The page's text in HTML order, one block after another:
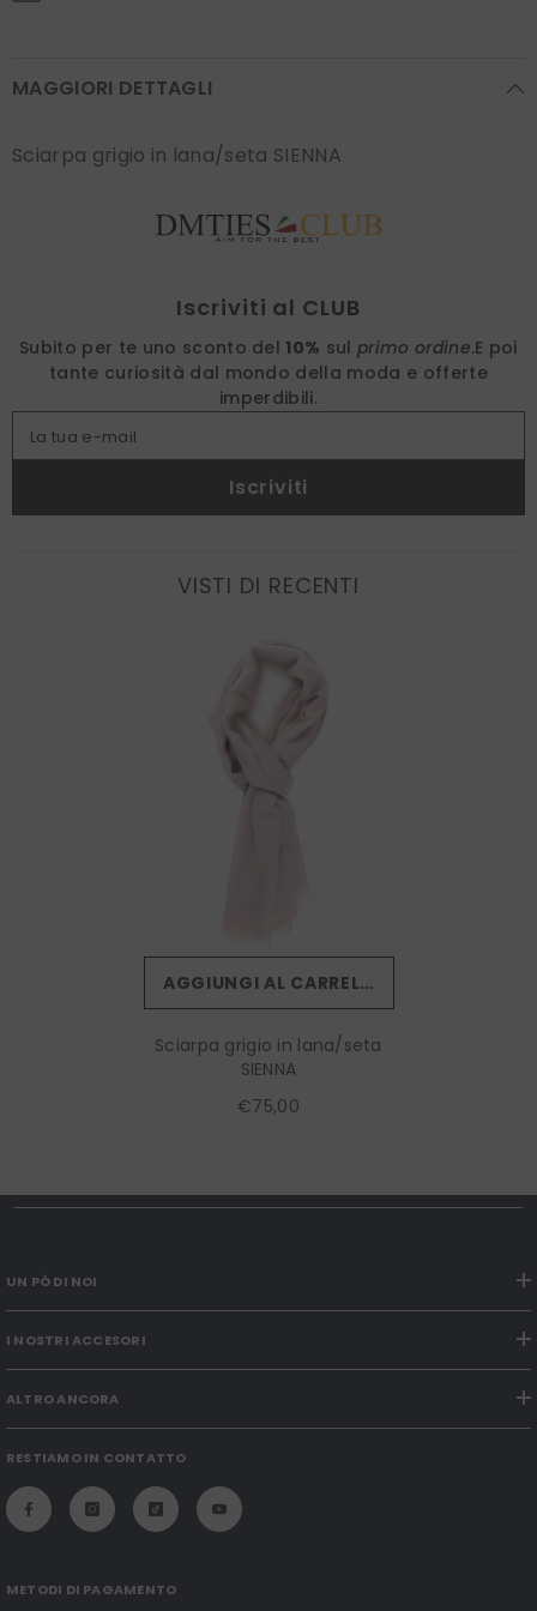
MAGGIORI DETTAGLI
Sciarpa grigio in lana/seta SIENNA
Iscriviti al CLUB
Subito per te uno sconto del 10% sulprimo ordine.E poi
tante curiosità dal mondo della moda e offerte
imperdibili.
La tua e-mail
Iscriviti
VISTI DI RECENTI
AGGIUNGI AL CARRELLO
Sciarpa grigio in lana/seta
SIENNA
€75,00
UN PÒ DI NOI
I NOSTRI ACCESORI
ALTRO ANCORA
RESTIAMO IN CONTATTO
METODI DI PAGAMENTO